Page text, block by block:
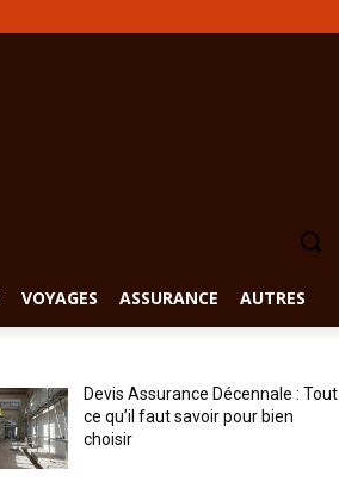
VOYAGES ASSURANCE AUTRES
Devis Assurance Décennale : Tout
ce qu’il faut savoir pour bien
choisir